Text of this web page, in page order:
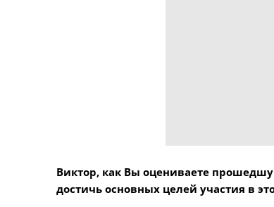
Виктор, как Вы оцениваете
достичь основных целей участия в